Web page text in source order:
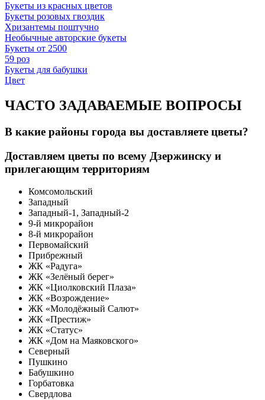
Букеты из красных цветов
Букеты розовых гвоздик
Хризантемы поштучно
Необычные авторские букеты
Букеты от 2500
59 роз
Букеты для бабушки
Цвет
ЧАСТО ЗАДАВАЕМЫЕ ВОПРОСЫ
В какие районы города вы доставляете цветы?
Доставляем цветы по всему Дзержинску и
прилегающим территориям
Комсомольский
Западный
Западный-1, Западный-2
9-й микрорайон
8-й микрорайон
Первомайский
Прибрежный
ЖК «Радуга»
ЖК «Зелёный берег»
ЖК «Циолковский Плаза»
ЖК «Возрождение»
ЖК «Молодёжный Салют»
ЖК «Престиж»
ЖК «Статус»
ЖК «Дом на Маяковского»
Северный
Пушкино
Бабушкино
Горбатовка
Свердлова